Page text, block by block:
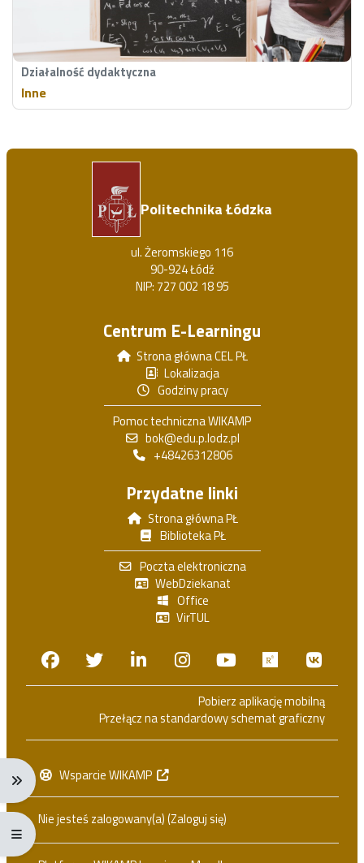
Rozwiń menu nawigacji: Ctrl + Alt + →
Rozwiń menu pełnoekranowe: Ctrl + Alt + f
Działalność dydaktyczna
Inne
Politechnika Łódzka
ul. Żeromskiego 116
90-924 Łódź
NIP: 727 002 18 95
Centrum E-Learningu
Strona główna CEL PŁ
Lokalizacja
Godziny pracy
Pomoc techniczna WIKAMP
bok@edu.p.lodz.pl
+48426312806
Przydatne linki
Strona główna PŁ
Biblioteka PŁ
Poczta elektroniczna
WebDziekanat
Office
VirTUL
FacebookTwitterLinkedinInstagram
Youtube
Pobierz aplikację mobilną
Przełącz na standardowy schemat graficzny
Wsparcie WIKAMP
Nie jesteś zalogowany(a) (Zaloguj się)